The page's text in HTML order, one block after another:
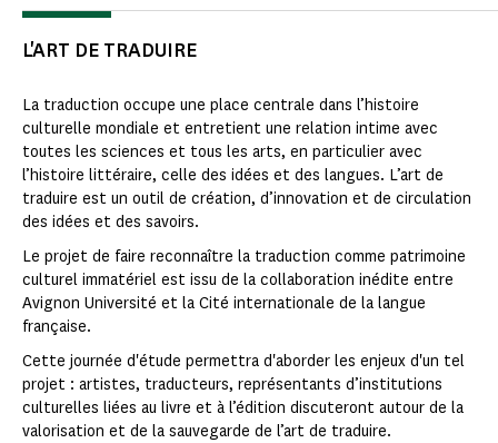
L'ART DE TRADUIRE
La traduction occupe une place centrale dans l’histoire
culturelle mondiale et entretient une relation intime avec
toutes les sciences et tous les arts, en particulier avec
l’histoire littéraire, celle des idées et des langues. L’art de
traduire est un outil de création, d’innovation et de circulation
des idées et des savoirs.
Le projet de faire reconnaître la traduction comme patrimoine
culturel immatériel est issu de la collaboration inédite entre
Avignon Université et la Cité internationale de la langue
française.
Cette journée d'étude permettra d'aborder les enjeux d'un tel
projet : artistes, traducteurs, représentants d’institutions
culturelles liées au livre et à l’édition discuteront autour de la
valorisation et de la sauvegarde de l’art de traduire.